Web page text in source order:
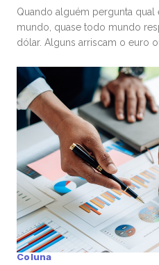
Quando alguém pergunta qual
mundo, quase todo mundo
dólar. Alguns arriscam o euro
nominal frente ao dólar é o
único dinar vale
[…]
Coluna